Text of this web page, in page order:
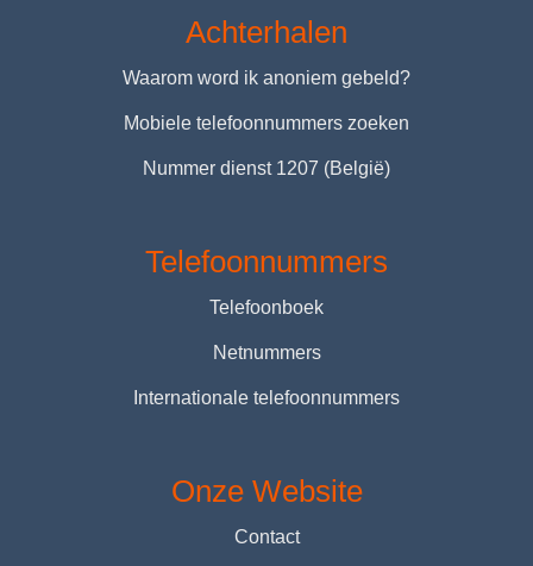
Achterhalen
Waarom word ik anoniem gebeld?
Mobiele telefoonnummers zoeken
Nummer dienst 1207 (België)
Telefoonnummers
Telefoonboek
Netnummers
Internationale telefoonnummers
Onze Website
Contact